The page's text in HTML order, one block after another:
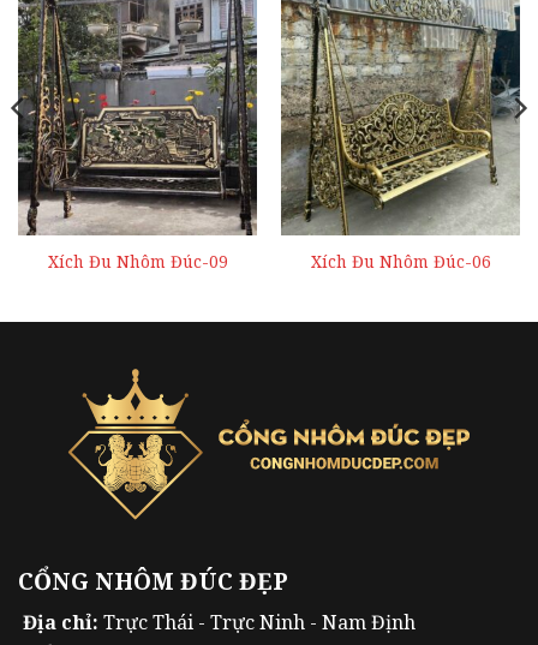
Xích Đu Nhôm Đúc-09 Xích Đu Nhôm Đúc-06
CỔNG NHÔM ĐÚC ĐẸP
Địa chỉ: Trực Thái - Trực Ninh - Nam Định